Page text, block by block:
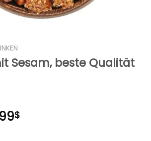
Sesam, beste Qualität
$Preisspanne: